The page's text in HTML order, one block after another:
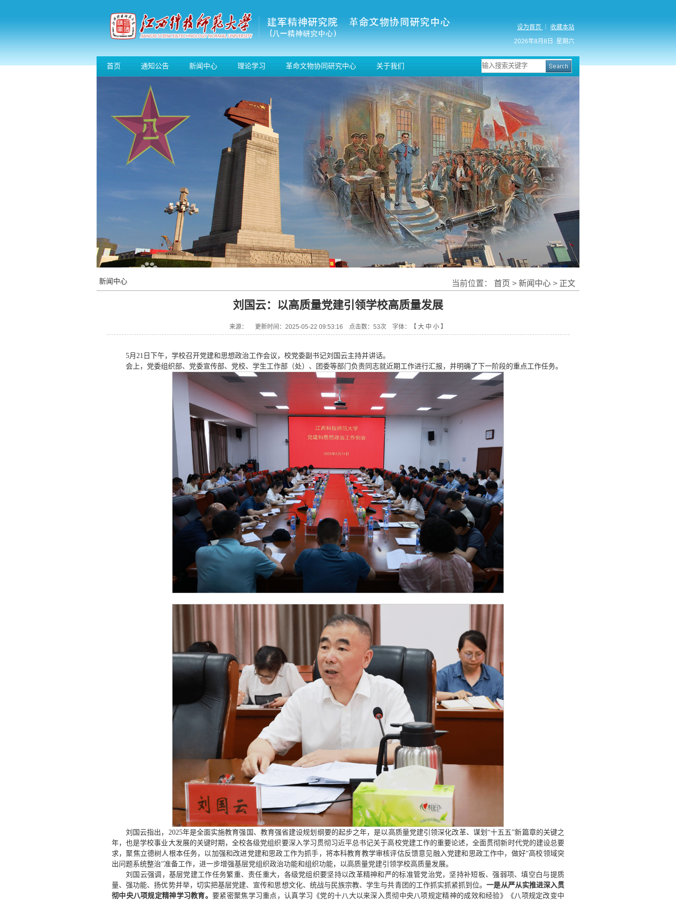
设为首页
收藏本站
2026年8月8日星期六
首页 通知公告 新闻中心 理论学习 革命文物协同研究中心 关于我们
新闻中心 当前位置： 首页 > 新闻中心 > 正文
刘国云：以高质量党建引领学校高质量发展
来源：更新时间：2025-05-22 09:53:16 点击数： 53次字体：【 大 中 小 】
5月21日下午，学校召开党建和思想政治工作会议，校党委副书记刘国云主持并讲话。
会上，党委组织部、党委宣传部、党校、学生工作部（处）、团委等部门负责同志就近期工作进行汇报，并明确了下一阶段的重点工作任务。
刘国云指出，2025年是全面实施教育强国、教育强省建设规划纲要的起步之年，是以高质量党建引领深化改革、谋划“十五五”新篇章的关键之
年，也是学校事业大发展的关键时期，全校各级党组织要深入学习贯彻习近平总书记关于高校党建工作的重要论述，全面贯彻新时代党的建设总要
求，聚焦立德树人根本任务，以加强和改进党建和思政工作为抓手，将本科教育教学审核评估反馈意见融入党建和思政工作中，做好“高校领域突
出问题系统整治”准备工作，进一步增强基层党组织政治功能和组织功能，以高质量党建引领学校高质量发展。
刘国云强调，基层党建工作任务繁重、责任重大，各级党组织要坚持以改革精神和严的标准管党治党，坚持补短板、强弱项、填空白与提质
量、强功能、扬优势并举，切实把基层党建、宣传和思想文化、统战与民族宗教、学生与共青团的工作抓实抓紧抓到位。一是从严从实推进深入贯
彻中央八项规定精神学习教育。要紧密聚焦学习重点，认真学习《党的十八大以来深入贯彻中央八项规定精神的成效和经验》《八项规定改变中